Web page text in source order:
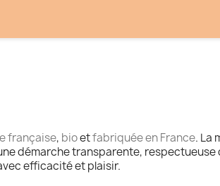
française, bioetfabriquée en France. La
démarche transparente,
efficacité et plaisir.